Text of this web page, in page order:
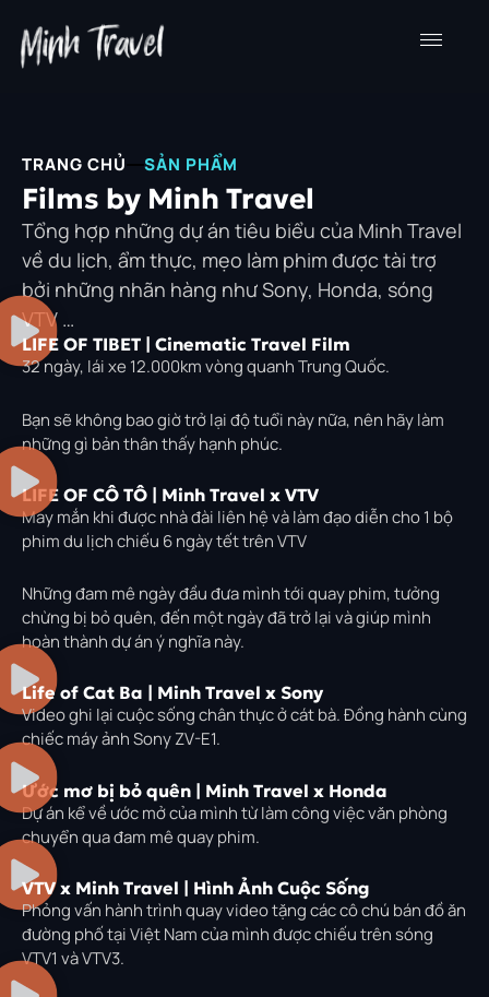
nội
TRANG CHỦ SẢN PHẨM
Films by Minh Travel
Tổng hợp những dự án tiêu biểu của Minh Travel
về du lịch, ẩm thực, mẹo làm phim được tài trợ
bởi những nhãn hàng như Sony, Honda, sóng
VTV …
LIFE OF TIBET | Cinematic Travel Film
32 ngày, lái xe 12.000km vòng quanh Trung Quốc.
Bạn sẽ không bao giờ trở lại độ tuổi này nữa, nên hãy làm
những gì bản thân thấy hạnh phúc.
LIFE OF CÔ TÔ | Minh Travel x VTV
May mắn khi được nhà đài liên hệ và làm đạo diễn cho 1 bộ
phim du lịch chiếu 6 ngày tết trên VTV
Những đam mê ngày đầu đưa mình tới quay phim, tưởng
chừng bị bỏ quên, đến một ngày đã trở lại và giúp mình
hoàn thành dự án ý nghĩa này.
Life of Cat Ba | Minh Travel x Sony
Video ghi lại cuộc sống chân thực ở cát bà. Đồng hành cùng
chiếc máy ảnh Sony ZV-E1.
Ước mơ bị bỏ quên | Minh Travel x Honda
Dự án kể về ước mở của mình từ làm công việc văn phòng
chuyển qua đam mê quay phim.
VTV x Minh Travel | Hình Ảnh Cuộc Sống
Phỏng vấn hành trình quay video tặng các cô chú bán đồ ăn
đường phố tại Việt Nam của mình được chiếu trên sóng
VTV1 và VTV3.